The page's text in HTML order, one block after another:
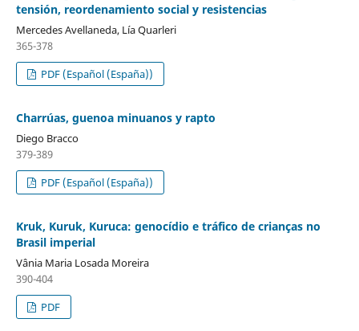
tensión, reordenamiento social y resistencias
Mercedes Avellaneda, Lía Quarleri
365-378
PDF (Español (España))
Charrúas, guenoa minuanos y rapto
Diego Bracco
379-389
PDF (Español (España))
Kruk, Kuruk, Kuruca: genocídio e tráfico de crianças no
Brasil imperial
Vânia Maria Losada Moreira
390-404
PDF